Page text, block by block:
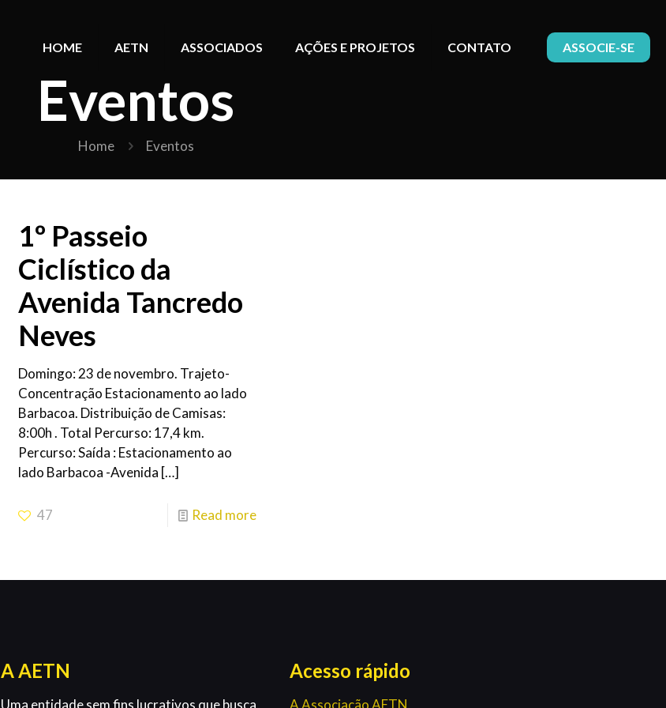
HOME AETN ASSOCIADOS AÇÕES E PROJETOS CONTATO ASSOCIE-SE
Eventos
Home Eventos
1º Passeio
Ciclístico da
Avenida Tancredo
Neves
Domingo: 23 de novembro. Trajeto-
Concentração Estacionamento ao lado
Barbacoa. Distribuição de Camisas:
8:00h . Total Percurso: 17,4 km.
Percurso: Saída : Estacionamento ao
lado Barbacoa -Avenida […]
47 Read more
A AETN
Uma entidade sem fins lucrativos que busca
Acesso rápido
A Associação AETN